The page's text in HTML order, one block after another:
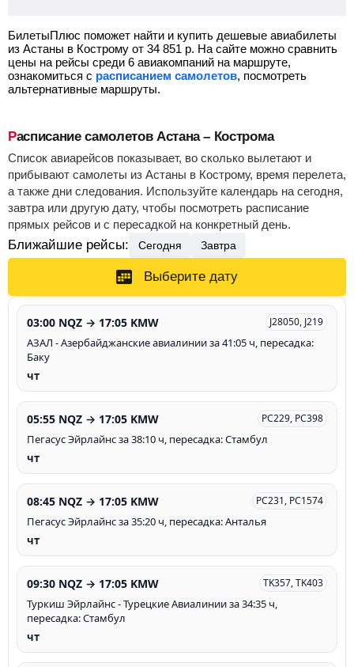
БилетыПлюс поможет найти и купить дешевые авиабилеты
из Астаны в Кострому от 34 851 р. На сайте можно сравнить
цены на рейсы среди 6 авиакомпаний на маршруте,
ознакомиться с расписанием самолетов, посмотреть
альтернативные маршруты.
Расписание самолетов Астана – Кострома
Список авиарейсов показывает, во сколько вылетают и
прибывают самолеты из Астаны в Кострому, время перелета,
а также дни следования. Используйте календарь на сегодня,
завтра или другую дату, чтобы посмотреть расписание
прямых рейсов и с пересадкой на конкретный день.
Ближайшие рейсы: Сегодня Завтра
Выберите дату
03:00 NQZ → 17:05 KMW J28050, J219
АЗАЛ - Азербайджанские авиалинии за 41:05 ч, пересадка:
Баку
чт
05:55 NQZ → 17:05 KMW PC229, PC398
Пегасус Эйрлайнс за 38:10 ч, пересадка: Стамбул
чт
08:45 NQZ → 17:05 KMW PC231, PC1574
Пегасус Эйрлайнс за 35:20 ч, пересадка: Анталья
чт
09:30 NQZ → 17:05 KMW TK357, TK403
Туркиш Эйрлайнс - Турецкие Авиалинии за 34:35 ч,
пересадка: Стамбул
чт